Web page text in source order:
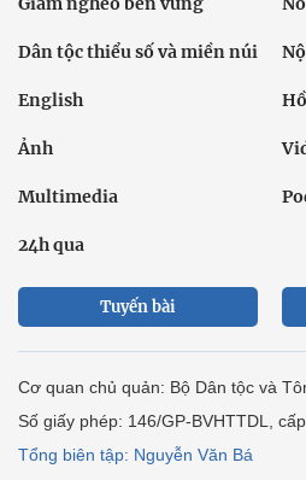
Dân tộc thiểu số và miền núi
English
Ảnh
Multimedia
24h qua
Tuyến bài
Cơ quan chủ quản: Bộ Dân tộc và
Số giấy phép: 146/GP-BVHTTDL,
Tổng biên tập: Nguyễn Văn Bá